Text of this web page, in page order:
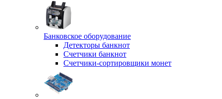
Банковское оборудование
Детекторы банкнот
Счетчики банкнот
Счетчики-сортировщики монет